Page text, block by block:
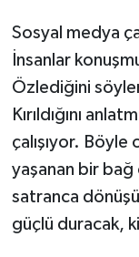
Sosyal medya
İnsanlar
Özlediğini
Kırıldığını
çalışıyor. Böyle
yaşanan bir bağ
satranca
güçlü duracak,